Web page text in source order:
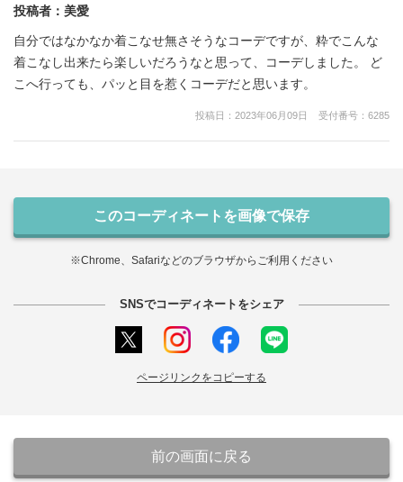
投稿者： 美愛
自分ではなかなか着こなせ無さそうなコーデですが、粋でこんな
着こなし出来たら楽しいだろうなと思って、コーデしました。 ど
こへ行っても、パッと目を惹くコーデだと思います。
投稿日： 2023年06月09日 受付番号： 6285
このコーディネートを画像で保存
※Chrome、Safariなどのブラウザからご利用ください
SNSでコーディネートをシェア
ページリンクをコピーする
前の画面に戻る